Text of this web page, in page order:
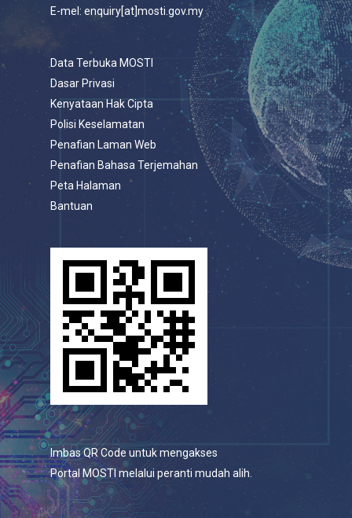
E-mel: enquiry[at]mosti.gov.my
Data Terbuka MOSTI
Dasar Privasi
Kenyataan Hak Cipta
Polisi Keselamatan
Penafian Laman Web
Penafian Bahasa Terjemahan
Peta Halaman
Bantuan
Imbas QR Code untuk mengakses
Portal MOSTI melalui peranti mudah alih.